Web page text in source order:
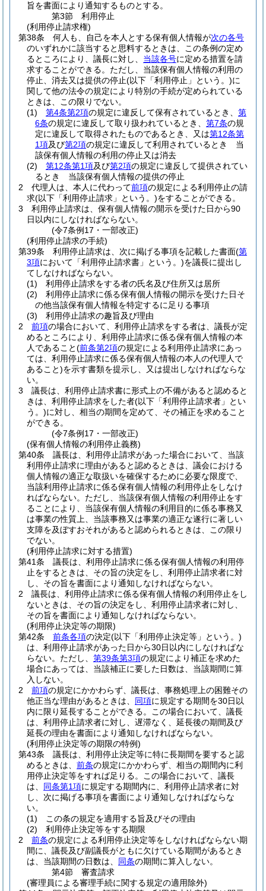
旨を書面により通知するものとする。
第3節
利用停止
(利用停止請求権)
第38条
何人も、自己を本人とする保有個人情報が次の各号
のいずれかに該当すると思料するときは、この条例の定め
るところにより、議長に対し、 当該各号に定める措置を請
求することができる。 ただし、当該保有個人情報の利用の
停止、消去又は提供の停止(以下「利用停止」という。)に
関して他の法令の規定により特別の手続が定められている
ときは、この限りでない。
(1)
第4条第2項の規定に違反して保有されているとき、 第
6条の規定に違反して取り扱われているとき、 第7条の規
定に違反して取得されたものであるとき、又は第12条第
1項及び第2項の規定に違反して利用されているとき 当
該保有個人情報の利用の停止又は消去
(2)
第12条第1項及び第2項の規定に違反して提供されてい
るとき 当該保有個人情報の提供の停止
2
代理人は、本人に代わって前項の規定による利用停止の請
求(以下「利用停止請求」という。)をすることができる。
3
利用停止請求は、保有個人情報の開示を受けた日から90
日以内にしなければならない。
(令7条例17・一部改正)
(利用停止請求の手続)
第39条
利用停止請求は、次に掲げる事項を記載した書面(第
3項において「利用停止請求書」という。)を議長に提出し
てしなければならない。
(1)
利用停止請求をする者の氏名及び住所又は居所
(2)
利用停止請求に係る保有個人情報の開示を受けた日そ
の他当該保有個人情報を特定するに足りる事項
(3)
利用停止請求の趣旨及び理由
2
前項の場合において、利用停止請求をする者は、議長が定
めるところにより、利用停止請求に係る保有個人情報の本
人であること(前条第2項の規定による利用停止請求にあっ
ては、利用停止請求に係る保有個人情報の本人の代理人で
あること)を示す書類を提示し、又は提出しなければならな
い。
3
議長は、利用停止請求書に形式上の不備があると認めると
きは、利用停止請求をした者(以下「利用停止請求者」とい
う。)に対し、相当の期間を定めて、その補正を求めること
ができる。
(令7条例17・一部改正)
(保有個人情報の利用停止義務)
第40条
議長は、利用停止請求があった場合において、当該
利用停止請求に理由があると認めるときは、議会における
個人情報の適正な取扱いを確保するために必要な限度で、
当該利用停止請求に係る保有個人情報の利用停止をしなけ
ればならない。 ただし、当該保有個人情報の利用停止をす
ることにより、当該保有個人情報の利用目的に係る事務又
は事業の性質上、当該事務又は事業の適正な遂行に著しい
支障を及ぼすおそれがあると認められるときは、この限り
でない。
(利用停止請求に対する措置)
第41条
議長は、利用停止請求に係る保有個人情報の利用停
止をするときは、その旨の決定をし、利用停止請求者に対
し、その旨を書面により通知しなければならない。
2
議長は、利用停止請求に係る保有個人情報の利用停止をし
ないときは、その旨の決定をし、利用停止請求者に対し、
その旨を書面により通知しなければならない。
(利用停止決定等の期限)
第42条
前条各項の決定(以下「利用停止決定等」という。)
は、利用停止請求があった日から30日以内にしなければな
らない。 ただし、 第39条第3項の規定により補正を求めた
場合にあっては、当該補正に要した日数は、当該期間に算
入しない。
2
前項の規定にかかわらず、議長は、事務処理上の困難その
他正当な理由があるときは、 同項に規定する期間を30日以
内に限り延長することができる。
この場合において、議長
は、利用停止請求者に対し、遅滞なく、延長後の期間及び
延長の理由を書面により通知しなければならない。
(利用停止決定等の期限の特例)
第43条
議長は、利用停止決定等に特に長期間を要すると認
めるときは、 前条の規定にかかわらず、相当の期間内に利
用停止決定等をすれば足りる。
この場合において、議長
は、 同条第1項に規定する期間内に、利用停止請求者に対
し、次に掲げる事項を書面により通知しなければならな
い。
(1)
この条の規定を適用する旨及びその理由
(2)
利用停止決定等をする期限
2
前条の規定による利用停止決定等をしなければならない期
間に、議長及び副議長がともに欠けている期間があるとき
は、当該期間の日数は、 同条の期間に算入しない。
第4節
審査請求
(審理員による審理手続に関する規定の適用除外)